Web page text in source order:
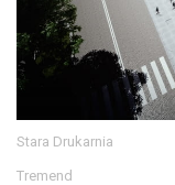
Stara Drukarnia
Tremend